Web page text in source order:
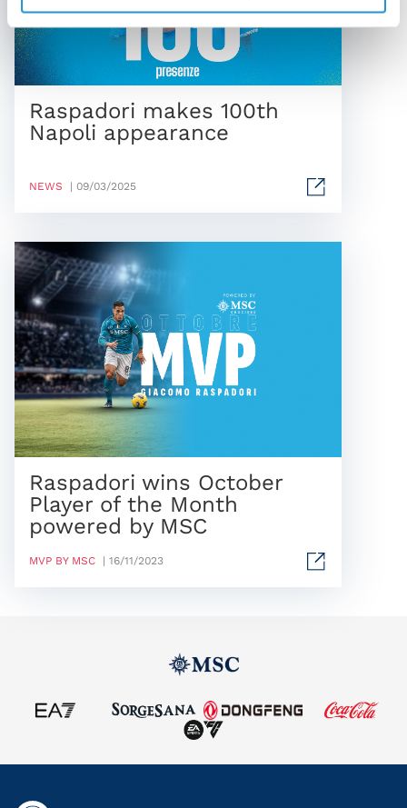
Raspadori makes 100th
Napoli appearance
NEWS | 09/03/2025
Raspadori wins October
Player of the Month
powered by MSC
MVP BY MSC | 16/11/2023